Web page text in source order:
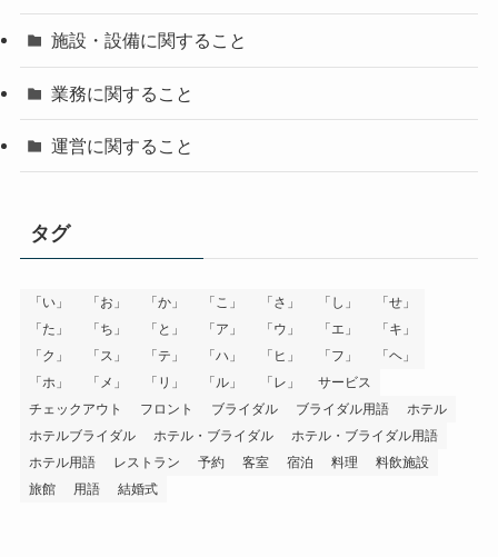
施設・設備に関すること
業務に関すること
運営に関すること
タグ
「い」 「お」 「か」 「こ」 「さ」 「し」
「せ」
「た」
「ち」 「と」 「ア」 「ウ」 「エ」
「キ」
「ク」
「ス」 「テ」 「ハ」 「ヒ」 「フ」
「ヘ」
「ホ」
「メ」 「リ」 「ル」 「レ」
サービス
チェックアウト
フロント ブライダル ブライダル用語
ホテル
ホテルブライダル
ホテル・ブライダル
ホテル・ブライダル用語
ホテル用語
レストラン 予約 客室 宿泊 料理
料飲施設
旅館
用語 結婚式